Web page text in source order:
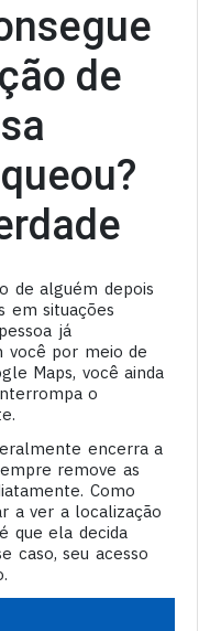
de
de alguém depois
em situações
já
você por meio de
Maps, você ainda
o
encerra a
remove as
Como
a ver a localização
que ela decida
caso, seu acesso